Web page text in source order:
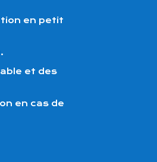
en petit
et des
en cas de